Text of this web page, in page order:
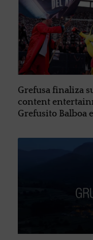
Grefusa finaliza
content
Grefusito Balboa